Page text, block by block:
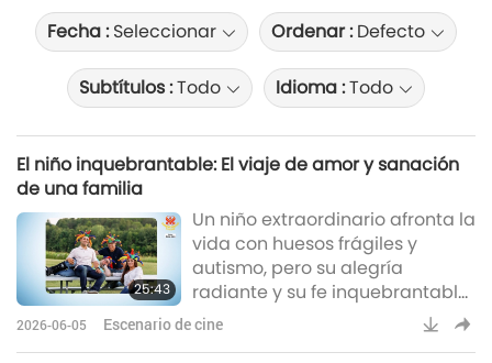
Fecha :Seleccionar Ordenar :Defecto
Subtítulos :Todo Idioma :Todo
El niño inquebrantable: El viaje de amor y sanación
de una familia
25:43
Un niño extraordinario afronta la
vida con huesos frágiles y
autismo, pero su alegría
radiante y su fe inquebrantable
inspiran a todos los que conoce.
A través de la risa, el amor y una
2026-06-05 Escenario de cine